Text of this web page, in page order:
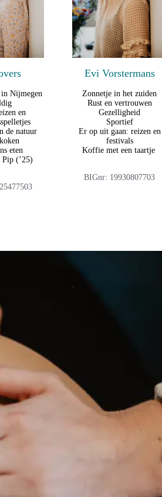
in Nijmegen
en
de natuur
eten
Pip (’25)
Evi Vorstermans
Zonnetje in het zuiden
Rust en vertrouwen
Gezelligheid
Sportief
Er op uit gaan: reizen en
festivals
Koffie met een taartje
BIGnr: 19930807703